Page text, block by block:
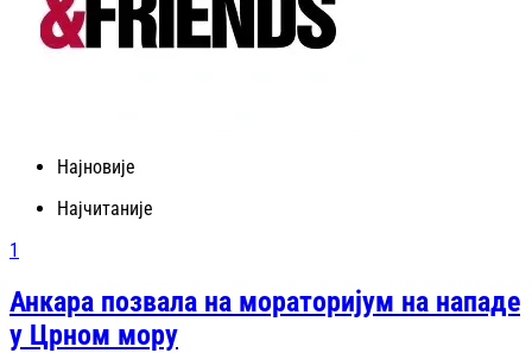
Најновије
Најчитаније
1
Анкара позвала на мораторијум на нападе
у Црном мору